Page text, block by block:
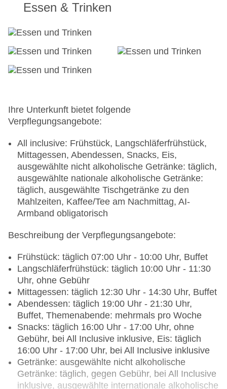
Essen & Trinken
Ihre Unterkunft bietet folgende
Verpflegungsangebote:
All inclusive: Frühstück, Langschläferfrühstück,
Mittagessen, Abendessen, Snacks, Eis,
ausgewählte nicht alkoholische Getränke: täglich,
ausgewählte nationale alkoholische Getränke:
täglich, ausgewählte Tischgetränke zu den
Mahlzeiten, Kaffee/Tee am Nachmittag, AI-
Armband obligatorisch
Beschreibung der Verpflegungsangebote:
Frühstück: täglich 07:00 Uhr - 10:00 Uhr, Buffet
Langschläferfrühstück: täglich 10:00 Uhr - 11:30
Uhr, ohne Gebühr
Mittagessen: täglich 12:30 Uhr - 14:30 Uhr, Buffet
Abendessen: täglich 19:00 Uhr - 21:30 Uhr,
Buffet, Themenabende: mehrmals pro Woche
Snacks: täglich 16:00 Uhr - 17:00 Uhr, ohne
Gebühr, bei All Inclusive inklusive, Eis: täglich
16:00 Uhr - 17:00 Uhr, bei All Inclusive inklusive
Getränke: ausgewählte nicht alkoholische
Getränke: täglich, gegen Gebühr, bei All Inclusive
inklusive, ausgewählte internationale alkoholische